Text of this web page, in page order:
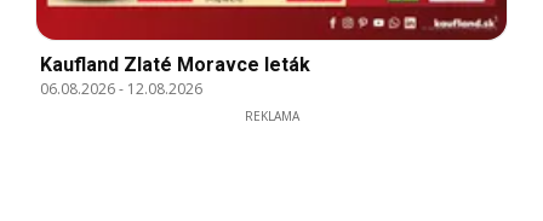
Kaufland Zlaté Moravce leták
06.08.2026- 12.08.2026
REKLAMA